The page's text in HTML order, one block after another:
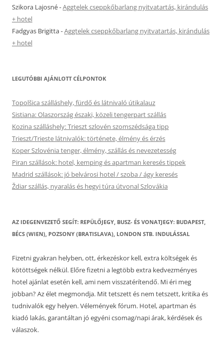
Szikora Lajosné-Aggtelek cseppkőbarlang nyitvatartás, kirándulás
+ hotel
Fadgyas Brigitta-Aggtelek cseppkőbarlang nyitvatartás, kirándulás
+ hotel
LEGUTÓBBI AJÁNLOTT CÉLPONTOK
Topolšica szálláshely, fürdő és látnivaló útikalauz
Sistiana: Olaszország északi, közeli tengerpart szállás
Kozina szálláshely: Trieszt szlovén szomszédsága tipp
Trieszt/Trieste látnivalók: története, élmény és érzés
Koper Szlovénia tenger, élmény, szállás és nevezetesség
Piran szállások: hotel, kemping és apartman keresés tippek
Madrid szállások: jó belvárosi hotel / szoba / ágy keresés
Ždiar szállás, nyaralás és hegyi túra útvonal Szlovákia
AZ IDEGENVEZETŐ SEGÍT: REPÜLŐJEGY, BUSZ- ÉS VONATJEGY: BUDAPEST,
BÉCS (WIEN), POZSONY (BRATISLAVA), LONDON STB. INDULÁSSAL
Fizetni gyakran helyben, ott, érkezéskor kell, extra költségek és
kötöttségek nélkül. Előre fizetni a legtöbb extra kedvezményes
hotel ajánlat esetén kell, ami nem visszatérítendő. Mi éri meg
jobban? Az élet megmondja. Mit tetszett és nem tetszett, kritika és
tudnivalók egy helyen. Vélemények fórum. Hotel, apartman és
kiadó lakás, garantáltan jó egyéni csomag/napi árak, kérdések és
válaszok.